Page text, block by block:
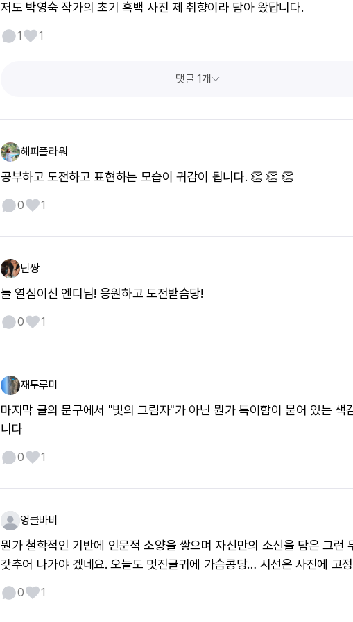
저도 박영숙 작가의 초기 흑백 사진 제 취향이라 담아 왔답니다.
1 1
댓글 1개
해피플라워
공부하고 도전하고 표현하는 모습이 귀감이 됩니다. 👏 👏 👏
0 1
닌짱
늘 열심이신 엔디님! 응원하고 도전받슴당!
0 1
재두루미
마지막 글의 문구에서 "빛의 그림자"가 아닌 뭔가 특이함이 묻어 있는 색
니다
0 1
엉클바비
뭔가 철학적인 기반에 인문적 소양을 쌓으며 자신만의 소신을 담은 그런
갖추어 나가야 겠네요. 오늘도 멋진글귀에 가슴콩당… 시선은 사진에 고
0 1